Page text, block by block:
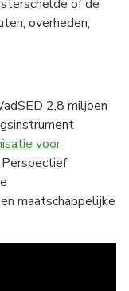
of de
overheden,
2,8 miljoen
voor
Perspectief
maatschappelijke